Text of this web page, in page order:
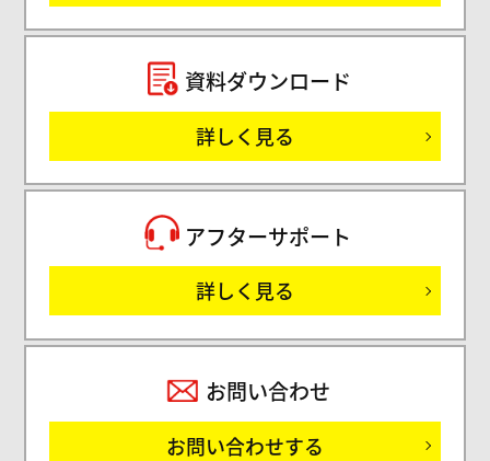
サ
資料ダウンロード
詳しく見る
アフターサポート
詳しく見る
お問い合わせ
お問い合わせする